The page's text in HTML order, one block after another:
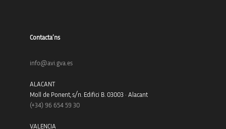
Contacta’ns
info@avi.gva.es
ALACANT
Moll de Ponent, s/n. Edifici B. 03003 · Alacant
(+34) 96 654 59 30
VALENCIA